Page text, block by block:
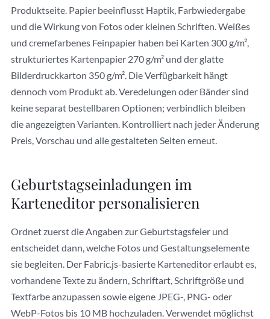
Produktseite. Papier beeinflusst Haptik, Farbwiedergabe
und die Wirkung von Fotos oder kleinen Schriften. Weißes
und cremefarbenes Feinpapier haben bei Karten 300 g/m²,
strukturiertes Kartenpapier 270 g/m² und der glatte
Bilderdruckkarton 350 g/m². Die Verfügbarkeit hängt
dennoch vom Produkt ab. Veredelungen oder Bänder sind
keine separat bestellbaren Optionen; verbindlich bleiben
die angezeigten Varianten. Kontrolliert nach jeder Änderung
Preis, Vorschau und alle gestalteten Seiten erneut.
Geburtstagseinladungen im
Karteneditor personalisieren
Ordnet zuerst die Angaben zur Geburtstagsfeier und
entscheidet dann, welche Fotos und Gestaltungselemente
sie begleiten. Der Fabric.js-basierte Karteneditor erlaubt es,
vorhandene Texte zu ändern, Schriftart, Schriftgröße und
Textfarbe anzupassen sowie eigene JPEG-, PNG- oder
WebP-Fotos bis 10 MB hochzuladen. Verwendet möglichst